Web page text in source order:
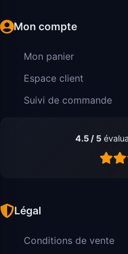
Mon compte
Mon panier
Espace client
Suivi de commande
4.5 / 5
Légal
Conditions de vente